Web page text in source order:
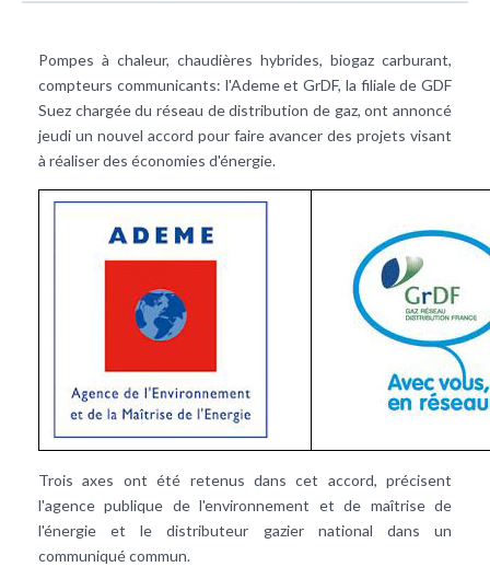
Pompes à chaleur, chaudières hybrides, biogaz carburant,
compteurs communicants: l'Ademe et GrDF, la filiale de GDF
Suez chargée du réseau de distribution de gaz, ont annoncé
jeudi un nouvel accord pour faire avancer des projets visant
à réaliser des économies d'énergie.
Trois axes ont été retenus dans cet accord, précisent
l'agence publique de l'environnement et de maîtrise de
l'énergie et le distributeur gazier national dans un
communiqué commun.